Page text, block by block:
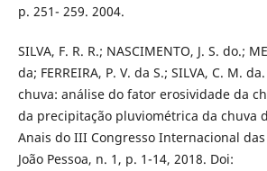
p. 251- 259. 2004.
SILVA, F. R. R.; NASCIMENTO, J. S. do.;
da; FERREIRA, P. V. da S.; SILVA, C. M.
chuva: análise do fator erosividade da
da precipitação pluviométrica da chuva
Anais do III Congresso Internacional
João Pessoa, n. 1, p. 1-14, 2018. Doi: